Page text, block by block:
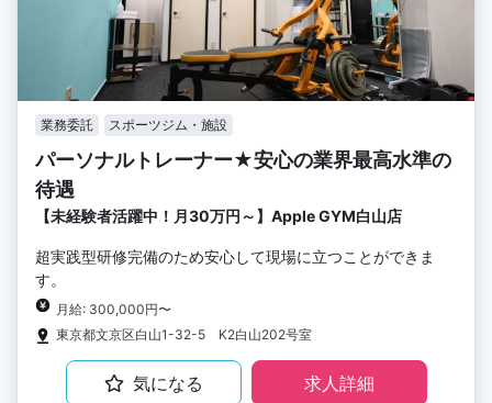
業務委託 スポーツジム・施設
パーソナルトレーナー★安心の業界最高水準の
待遇
【未経験者活躍中！月30万円～】Apple GYM白山店
超実践型研修完備のため安心して現場に立つことができま
す。
月給: 300,000円〜
東京都文京区白山1-32-5 K2白山202号室
気になる 求人詳細